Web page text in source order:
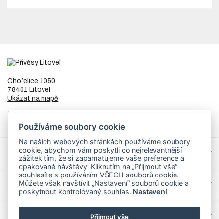
Chořelice 1050
78401 Litovel
Ukázat na mapě
IČ
DIČCZ8253255307
Přívěsy a náhradní díly
Servis
Mohlo by Vás zajímat
Používáme soubory cookie
Na našich webových stránkách používáme soubory
cookie, abychom vám poskytli co nejrelevantnější
zážitek tím, že si zapamatujeme vaše preference a
opakované návštěvy. Kliknutím na „Přijmout vše“
souhlasíte s používáním VŠECH souborů cookie.
Můžete však navštívit „Nastavení“ souborů cookie a
poskytnout kontrolovaný souhlas. Nastavení
Přijmout vše